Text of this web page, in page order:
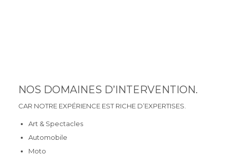
NOS DOMAINES D’INTERVENTION.
CAR NOTRE EXPÉRIENCE EST RICHE D’EXPERTISES.
Art & Spectacles
Automobile
Moto